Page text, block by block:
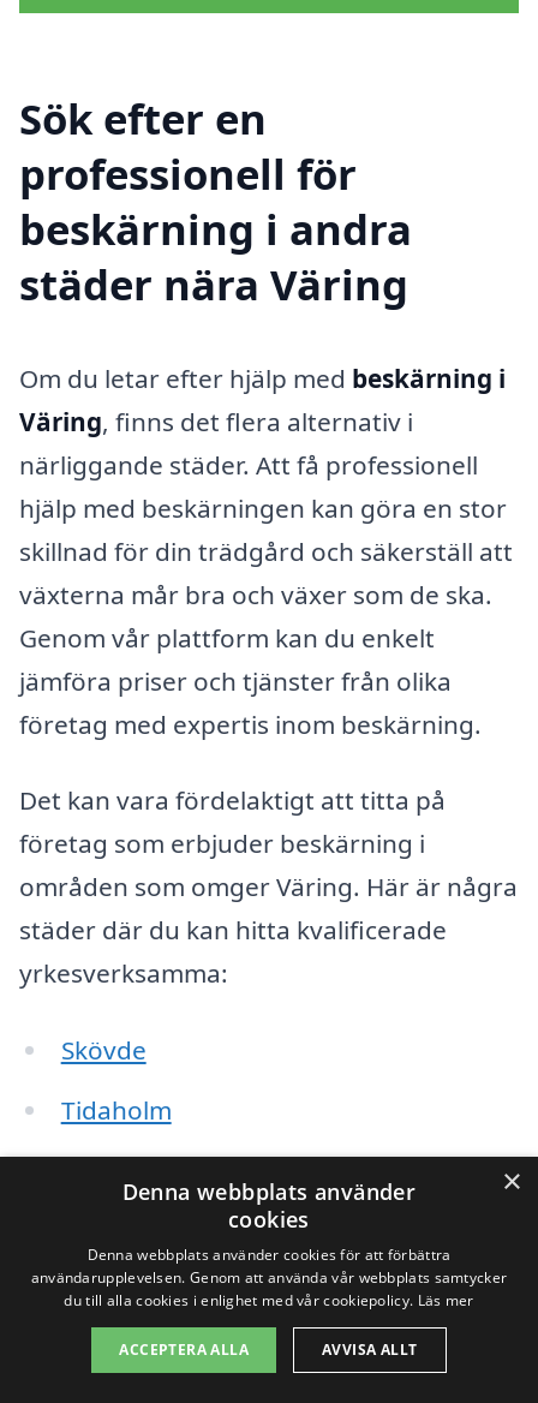
Sök efter en
professionell för
beskärning i andra
städer nära Väring
Om du letar efter hjälp med beskärning i
Väring, finns det flera alternativ i
närliggande städer. Att få professionell
hjälp med beskärningen kan göra en stor
skillnad för din trädgård och säkerställ att
växterna mår bra och växer som de ska.
Genom vår plattform kan du enkelt
jämföra priser och tjänster från olika
företag med expertis inom beskärning.
Det kan vara fördelaktigt att titta på
företag som erbjuder beskärning i
områden som omger Väring. Här är några
städer där du kan hitta kvalificerade
yrkesverksamma:
Skövde
Tidaholm
Götene
Mariestad
×
Denna webbplats använder
cookies
Denna webbplats använder cookies för att förbättra
användarupplevelsen. Genom att använda vår webbplats samtycker
du till alla cookies i enlighet med vår cookiepolicy. Läs mer
ACCEPTERA ALLA AVVISA ALLT